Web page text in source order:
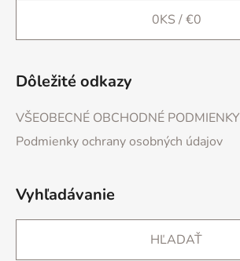
0KS /€0
Dôležité odkazy
VŠEOBECNÉ OBCHODNÉ PODMIENKY
Podmienky ochrany osobných údajov
Vyhľadávanie
HĽADAŤ